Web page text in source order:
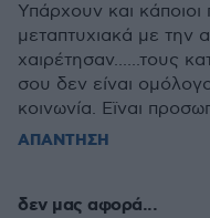
Υπάρχουν και
μεταπτυχιακά με την
χαιρέτησαν......τους
σου δεν είναι
κοινωνία. Εϊναι
ΑΠΑΝΤΗΣΗ
δεν μας αφορά...